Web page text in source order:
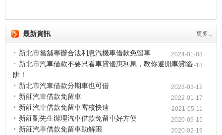
最新資訊 更多...
新北市當舖專辦合法利息汽機車借款免留車 2024-01-03
新北市汽車借款不要只看車貸優惠利息，教你避開車貸陷
阱！
2023-06-13
新北市汽車借款分期車也可借 2023-03-12
新莊汽車借款免留車 2022-01-17
新莊汽車借款免留車審核快速 2021-05-11
新莊劉先生辦理汽車借款免留車好方便 2020-09-15
新莊汽車借款免留車助解困 2020-02-19